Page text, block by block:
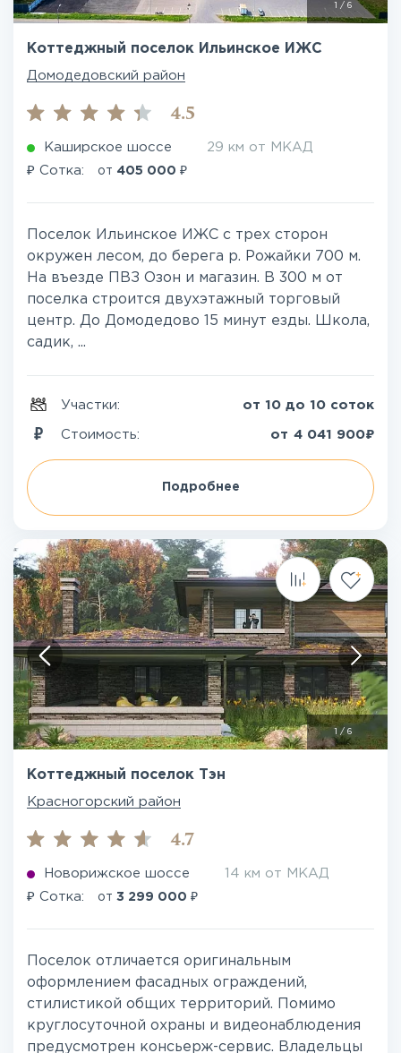
/ 6
Коттеджный поселок Ильинское ИЖС
Домодедовский район
4.5
Каширское шоссе 29 км от МКАД
₽ Сотка: от 405 000 ₽
Поселок Ильинское ИЖС с трех сторон
окружен лесом, до берега р. Рожайки 700 м.
На въезде ПВЗ Озон и магазин. В 300 м от
поселка строится двухэтажный торговый
центр. До Домодедово 15 минут езды. Школа,
садик, ...
Участки: от 10 до 10 соток
Стоимость: от 4 041 900₽
Подробнее
/ 6
Коттеджный поселок Тэн
Красногорский район
4.7
Новорижское шоссе 14 км от МКАД
₽ Сотка: от 3 299 000 ₽
Поселок отличается оригинальным
оформлением фасадных ограждений,
стилистикой общих территорий. Помимо
круглосуточной охраны и видеонаблюдения
предусмотрен консьерж-сервис. Владельцы